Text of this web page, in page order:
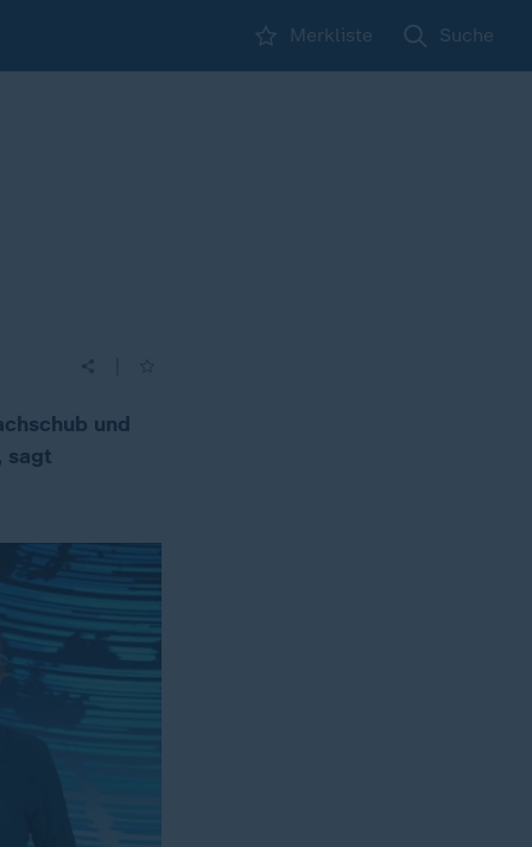
Merkliste Suche
und
sagt